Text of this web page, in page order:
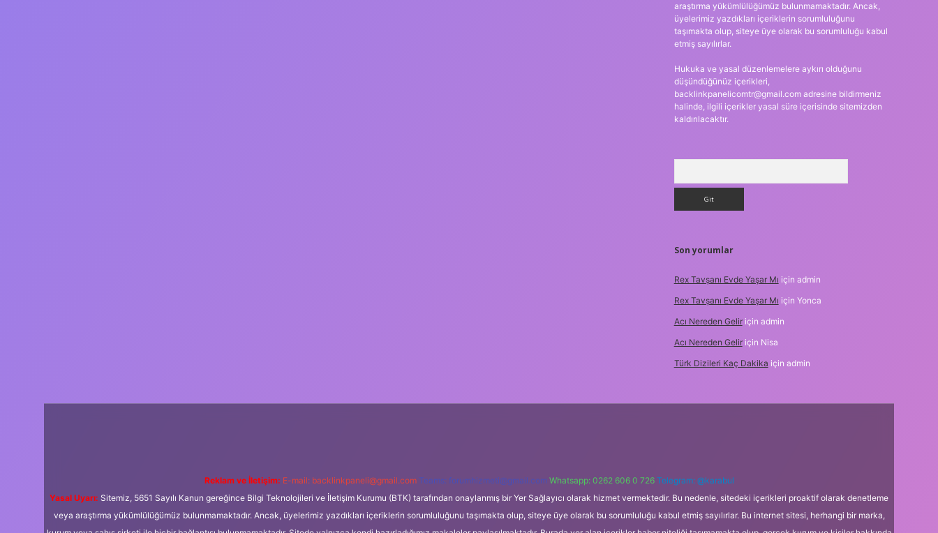
araştırma yükümlülüğümüz bulunmamaktadır. Ancak,
üyelerimiz yazdıkları içeriklerin sorumluluğunu
taşımakta olup, siteye üye olarak bu sorumluluğu kabul
etmiş sayılırlar.
Hukuka ve yasal düzenlemelere aykırı olduğunu
düşündüğünüz içerikleri,
backlinkpanelicomtr@gmail.comadresine bildirmeniz
halinde, ilgili içerikler yasal süre içerisinde sitemizden
kaldırılacaktır.
Son yorumlar
Rex Tavşanı Evde Yaşar Mı için admin
Rex Tavşanı Evde Yaşar Mı için Yonca
Acı Nereden Geliriçin admin
Acı Nereden Geliriçin Nisa
Türk Dizileri Kaç Dakika için admin
Reklam ve İletişim: E-mail: backlinkpaneli@gmail.com Teams: forumhizmeti@gmail.com Whatsapp: 0262 606 0 726 Telegram: @karabul
Yasal Uyarı: Sitemiz, 5651 Sayılı Kanun gereğince Bilgi Teknolojileri ve İletişim Kurumu (BTK) tarafından onaylanmış bir Yer Sağlayıcı olarak hizmet vermektedir. Bu nedenle, sitedeki içerikleri proaktif olarak denetleme
veya araştırma yükümlülüğümüz bulunmamaktadır. Ancak, üyelerimiz yazdıkları içeriklerin sorumluluğunu taşımakta olup, siteye üye olarak bu sorumluluğu kabul etmiş sayılırlar. Bu internet sitesi, herhangi bir marka,